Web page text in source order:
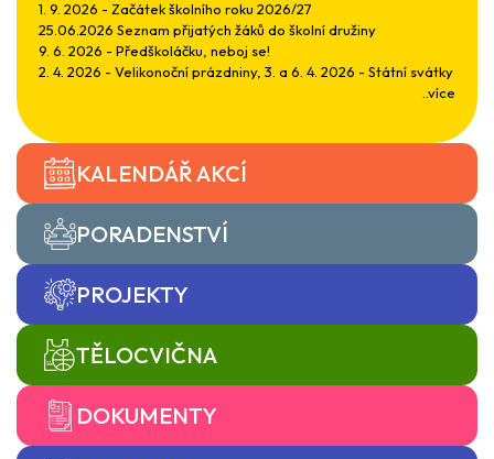
1. 9. 2026 - Začátek školního roku 2026/27
25.06.2026 Seznam přijatých žáků do školní družiny
9. 6. 2026 - Předškoláčku, neboj se!
2. 4. 2026 - Velikonoční prázdniny, 3. a 6. 4. 2026 - Státní svátky
..více
KALENDÁŘ AKCÍ
PORADENSTVÍ
PROJEKTY
TĚLOCVIČNA
DOKUMENTY